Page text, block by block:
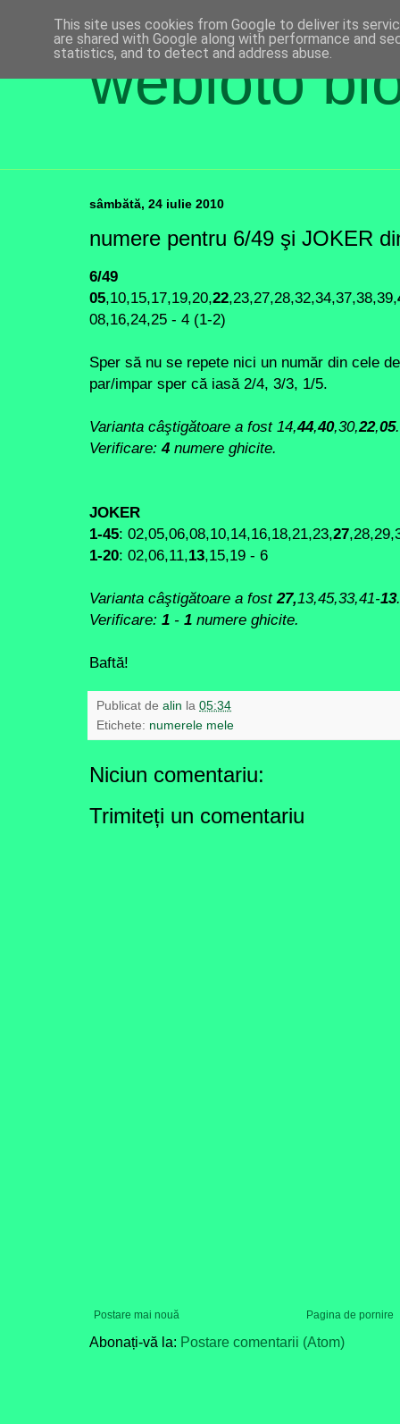
webloto
sâmbătă, 24 iulie 2010
numere pentru 6/49 şi JOKER
6/49
05,10,15,17,19,20,22,23,27,28,32,34,37,38,39,
08,16,24,25 - 4 (1-2)
Sper să nu se repete nici un număr din cele
par/impar sper că iasă 2/4, 3/3, 1/5.
Varianta câştigătoare a fost 14,44,40,30,22,05.
Verificare:4 numere ghicite.
JOKER
1-45: 02,05,06,08,10,14,16,18,21,23,27
1-20: 02,06,11,13,15,19 - 6
Varianta câştigătoare a fost 27,13,45,33,41-13.
Verificare: 1 - 1 numere ghicite.
Baftă!
Publicat de alin la 05:34
Etichete: numerele mele
Niciun comentariu:
Trimiteți un comentariu
Postare mai nouă Pagina de pornire
Abonați-vă la: Postare comentarii (Atom)
This site uses cookies from Google to deliver its
are shared with Google along with performance and
statistics, and to detect and address abuse.